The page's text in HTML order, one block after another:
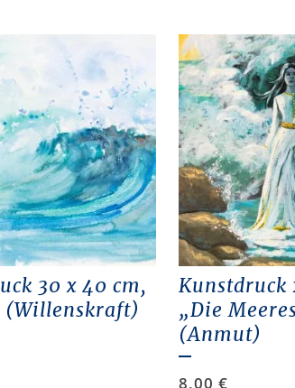
30 x 40 cm,
(Willenskraft)
Kunstdruck
„Die
(Anmut)
8,00 €